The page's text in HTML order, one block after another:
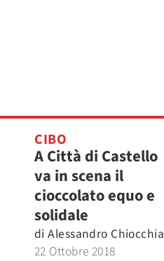
CIBO
A Città di Castello
va in scena il
cioccolato equo e
solidale
di Alessandro Chiocchia
22 Ottobre 2018